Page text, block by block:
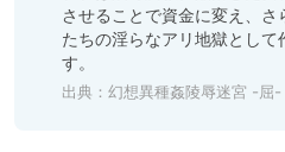
させることで資金に変え、
たちの淫らなアリ地獄とし
出典： 幻想異種姦陵辱迷宮 -屈- [幻